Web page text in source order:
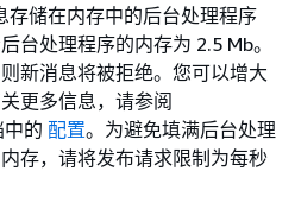
存储在内存中的后台处理程序
台处理程序的内存为 2.5 Mb。
新消息将被拒绝。您可以增大
更多信息，请参阅
的 配置。为避免填满后台处理
存，请将发布请求限制为每秒